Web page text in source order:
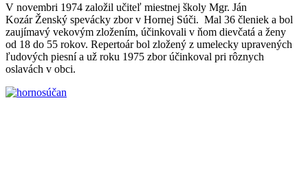
V novembri 1974 založil učiteľ miestnej školy Mgr. Ján
Kozár Ženský spevácky zbor v Hornej Súči. Mal 36 členiek a bol
zaujímavý vekovým zložením, účinkovali v ňom dievčatá a ženy
od 18 do 55 rokov. Repertoár bol zložený z umelecky upravených
ľudových piesní a už roku 1975 zbor účinkoval pri rôznych
oslavách v obci.